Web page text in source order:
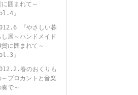
に囲まれて～
』
『やさしい暮
し展～ハンドメイド
貨に囲まれて～
』
春のおくりも
～ブロカントと音楽
奏で～